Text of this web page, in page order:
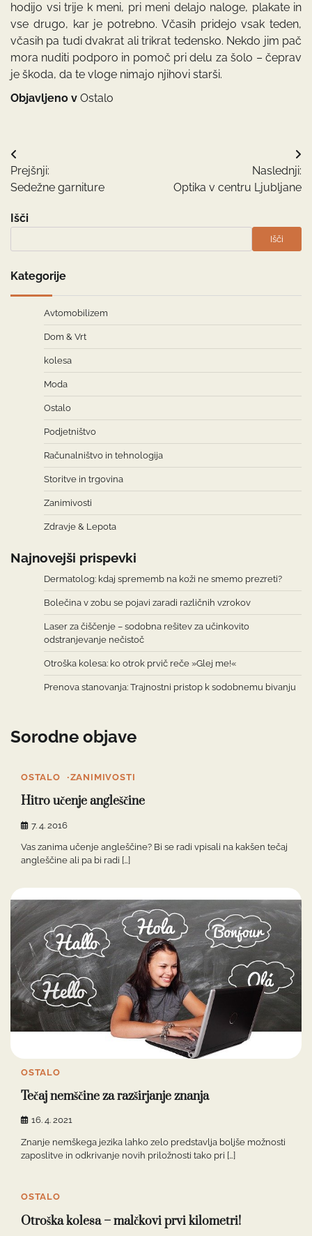
hodijo vsi trije k meni, pri meni delajo naloge, plakate in
vse drugo, kar je potrebno. Včasih pridejo vsak teden,
včasih pa tudi dvakrat ali trikrat tedensko. Nekdo jim pač
mora nuditi podporo in pomoč pri delu za šolo – čeprav
je škoda, da te vloge nimajo njihovi starši.
Objavljeno v Ostalo
Navigacija
prispevka
Prejšnji:
Sedežne garniture
Naslednji:
Optika v centru Ljubljane
Išči
Išči
Kategorije
Avtomobilizem
Dom & Vrt
kolesa
Moda
Ostalo
Podjetništvo
Računalništvo in tehnologija
Storitve in trgovina
Zanimivosti
Zdravje & Lepota
Najnovejši prispevki
Dermatolog: kdaj sprememb na koži ne smemo prezreti?
Bolečina v zobu se pojavi zaradi različnih vzrokov
Laser za čiščenje – sodobna rešitev za učinkovito
odstranjevanje nečistoč
Otroška kolesa: ko otrok prvič reče »Glej me!«
Prenova stanovanja: Trajnostni pristop k sodobnemu bivanju
Sorodne objave
OSTALO ZANIMIVOSTI
Hitro učenje angleščine
7. 4. 2016
Vas zanima učenje angleščine? Bi se radi vpisali na kakšen tečaj
angleščine ali pa bi radi […]
OSTALO
Tečaj nemščine za razširjanje znanja
16. 4. 2021
Znanje nemškega jezika lahko zelo predstavlja boljše možnosti
zaposlitve in odkrivanje novih priložnosti tako pri […]
OSTALO
Otroška kolesa – malčkovi prvi kilometri!